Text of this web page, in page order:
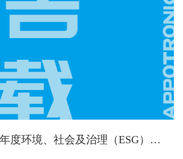
光峰科技2021年度环境、社会及治理（ESG）报告